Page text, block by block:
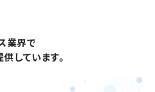
業界で
しています。